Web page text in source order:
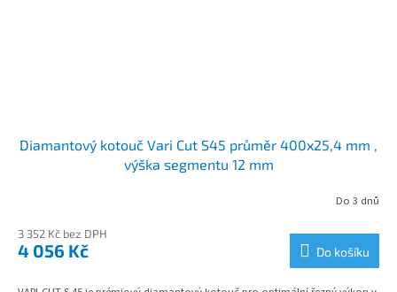
Diamantový kotouč Vari Cut S45 průměr 400x25,4 mm ,
výška segmentu 12 mm
Do 3 dnů
3 352 Kč bez DPH
4 056 Kč Do košíku